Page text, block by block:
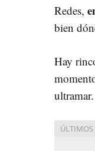
Redes,
bien
Hay
ultramar.